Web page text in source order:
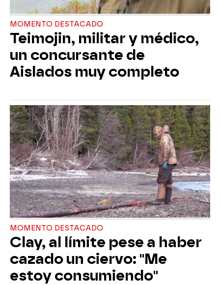
MOMENTO DESTACADO
Teimojin, militar y médico,
un concursante de
Aislados muy completo
MOMENTO DESTACADO
Clay, al límite pese a haber
cazado un ciervo: "Me
estoy consumiendo"